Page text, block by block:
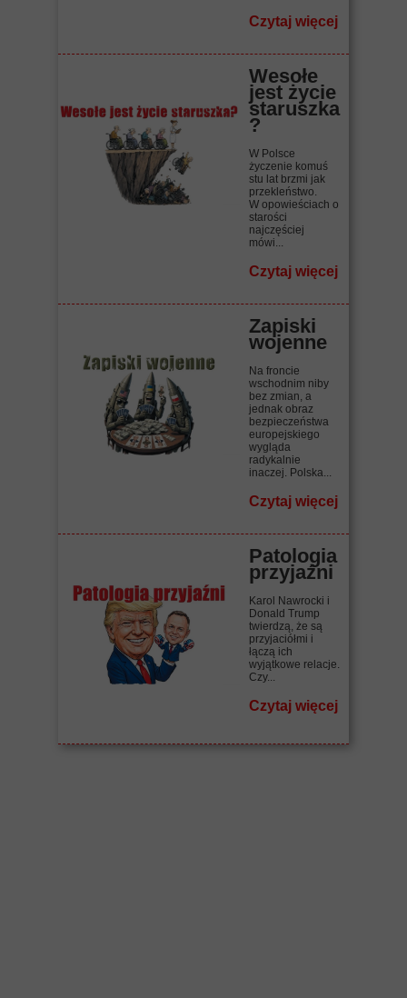
Czytaj więcej
Wesołe
jest życie
staruszka
?
W Polsce
życzenie komuś
stu lat brzmi jak
przekleństwo.
W opowieściach o
starości
najczęściej
mówi...
Czytaj więcej
Zapiski
wojenne
Na froncie
wschodnim niby
bez zmian, a
jednak obraz
bezpieczeństwa
europejskiego
wygląda
radykalnie
inaczej. Polska...
Czytaj więcej
Patologia
przyjaźni
Karol Nawrocki i
Donald Trump
twierdzą, że są
przyjaciółmi i
łączą ich
wyjątkowe relacje.
Czy...
Czytaj więcej